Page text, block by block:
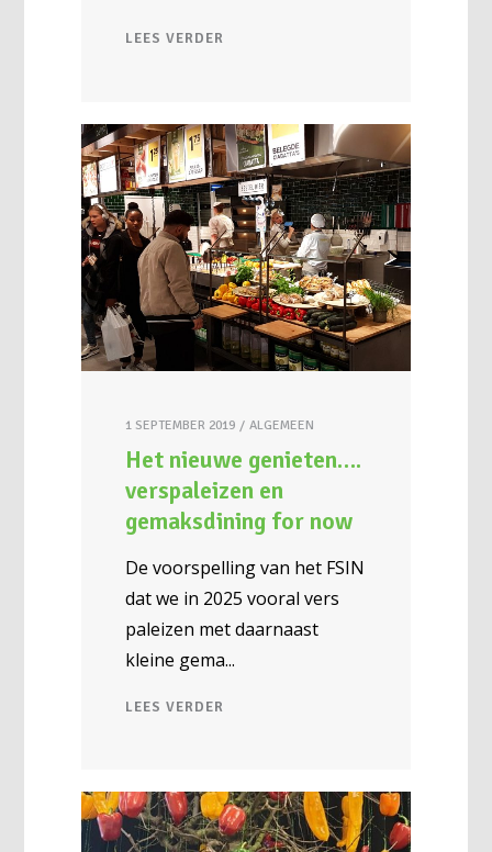
LEES VERDER
1 SEPTEMBER 2019 ALGEMEEN
Het nieuwe genieten….
verspaleizen en
gemaksdining for now
De voorspelling van het FSIN
dat we in 2025 vooral vers
paleizen met daarnaast
kleine gema
LEES VERDER